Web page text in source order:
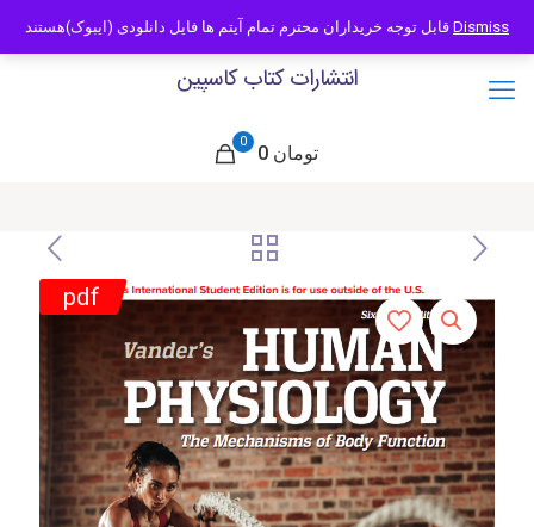
09121466294 info@caspianbook.com
انتشارات کتاب کاسپین
0
0 تومان
pdf
Dismiss